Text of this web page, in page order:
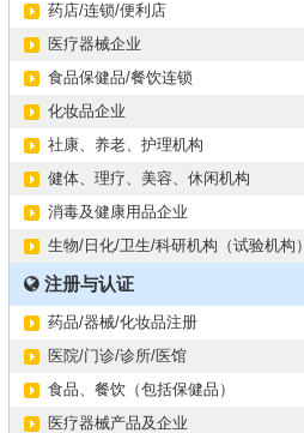
药店/连锁/便利店
医疗器械企业
食品保健品/餐饮连锁
化妆品企业
社康、养老、护理机构
健体、理疗、美容、休闲机构
消毒及健康用品企业
生物/日化/卫生/科研机构（试验机构）
注册与认证
药品/器械/化妆品注册
医院/门诊/诊所/医馆
食品、餐饮（包括保健品）
医疗器械产品及企业